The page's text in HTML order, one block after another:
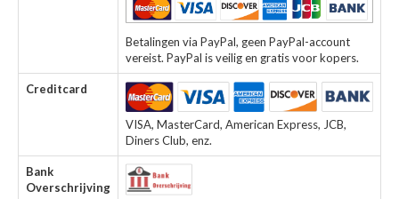
Betalingen via PayPal, geen PayPal-account
vereist. PayPal is veilig en gratis voor kopers.
Creditcard
VISA, MasterCard, American Express, JCB,
Diners Club, enz.
Bank
Overschrijving